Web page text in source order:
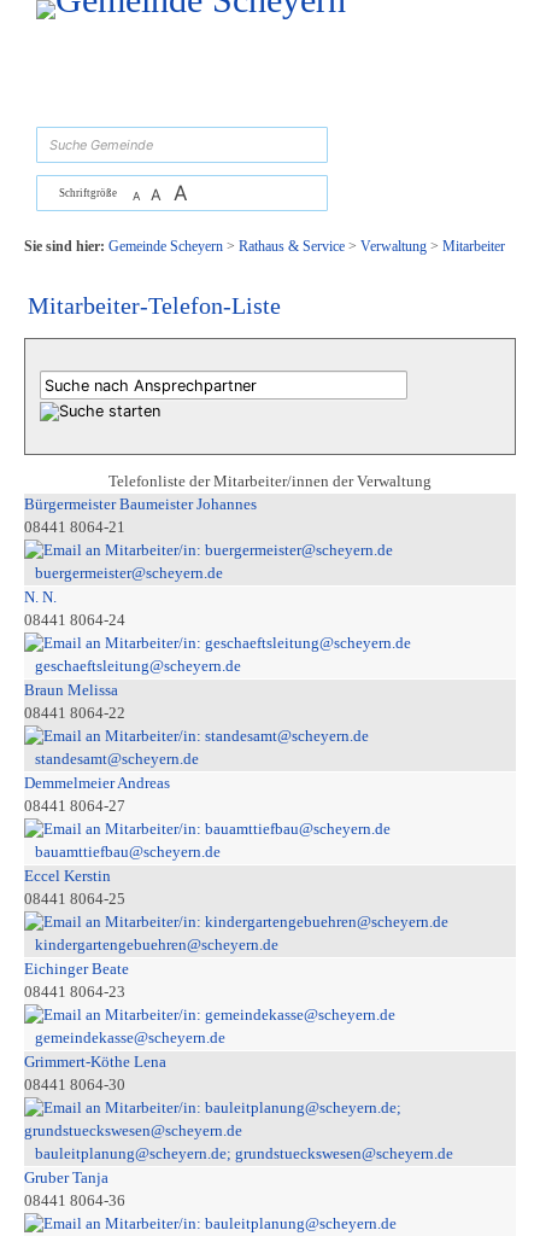
Zum Inhalt, zur Navigationoder zur Startseite springen.
Schriftgröße A A A
Sie sind hier: Gemeinde Scheyern> Rathaus & Service> Verwaltung> Mitarbeiter
Mitarbeiter-Telefon-Liste
Telefonliste der Mitarbeiter/innen der Verwaltung
Bürgermeister Baumeister Johannes
08441 8064-21
buergermeister@scheyern.de
N. N.
08441 8064-24
geschaeftsleitung@scheyern.de
Braun Melissa
08441 8064-22
standesamt@scheyern.de
Demmelmeier Andreas
08441 8064-27
bauamttiefbau@scheyern.de
Eccel Kerstin
08441 8064-25
kindergartengebuehren@scheyern.de
Eichinger Beate
08441 8064-23
gemeindekasse@scheyern.de
Grimmert-Köthe Lena
08441 8064-30
bauleitplanung@scheyern.de; grundstueckswesen@scheyern.de
Gruber Tanja
08441 8064-36